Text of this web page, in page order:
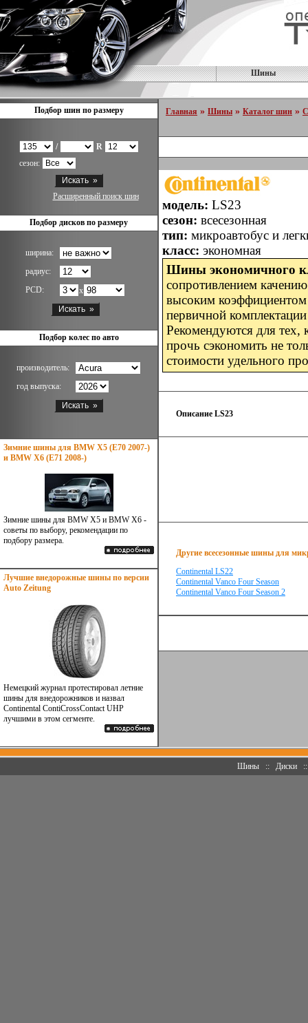
Шины
Подбор шин по размеру
/
R
сезон:
Расширенный поиск шин
Подбор дисков по размеру
ширина:
радиус:
PCD:
x
Подбор колес по авто
производитель:
год выпуска:
Зимние шины для BMW X5 (E70 2007-)
и BMW X6 (E71 2008-)
Зимние шины для BMW X5 и BMW X6 -
советы по выбору, рекомендации по
подбору размера.
Лучшие внедорожные шины по версии
Auto Zeitung
Немецкий журнал протестировал летние
шины для внедорожников и назвал
Continental ContiCrossContact UHP
лучшими в этом сегменте.
Главная » Шины » Каталог шин »
модель: LS23
сезон: всесезонная
тип: микроавтобус и
класс: экономная
Шины экономичного
сопротивлением
высоким
первичной
Рекомендуются для тех,
прочь сэкономить не
стоимости удельного
Описание LS23
Другие всесезонные шины для
Continental LS22
Continental Vanco Four Season
Continental Vanco Four Season 2
Шины :: Диски